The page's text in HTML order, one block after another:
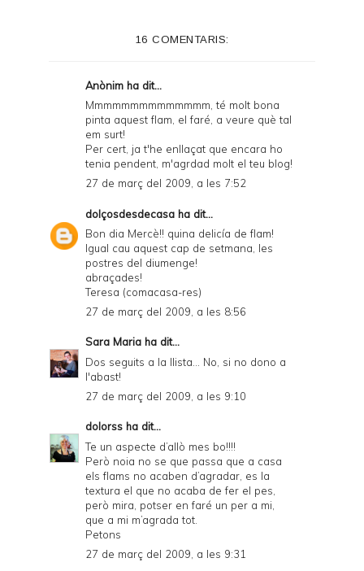
16 COMENTARIS:
Anònim ha dit...
Mmmmmmmmmmmmmm, té molt bona
pinta aquest flam, el faré, a veure què tal
em surt!
Per cert, ja t'he enllaçat que encara ho
tenia pendent, m'agrdad molt el teu blog!
27 de març del 2009, a les 7:52
dolçosdesdecasa ha dit...
Bon dia Mercè!! quina delicía de flam!
Igual cau aquest cap de setmana, les
postres del diumenge!
abraçades!
Teresa (comacasa-res)
27 de març del 2009, a les 8:56
Sara Maria ha dit...
Dos seguits a la llista... No, si no dono a
l'abast!
27 de març del 2009, a les 9:10
dolorss ha dit...
Te un aspecte d’allò mes bo!!!!
Però noia no se que passa que a casa
els flams no acaben d’agradar, es la
textura el que no acaba de fer el pes,
però mira, potser en faré un per a mi,
que a mi m’agrada tot.
Petons
27 de març del 2009, a les 9:31